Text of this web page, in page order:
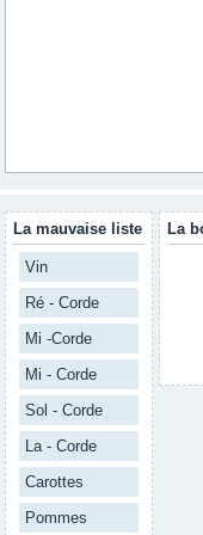
La mauvaise liste
Vin
Ré - Corde
Mi -Corde
Mi - Corde
Sol - Corde
La - Corde
Carottes
Pommes
La